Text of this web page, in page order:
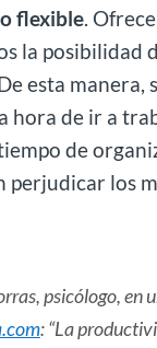
flexible.
la posibilidad
esta manera,
hora de ir a
de
perjudicar los
psicólogo, en
: “La